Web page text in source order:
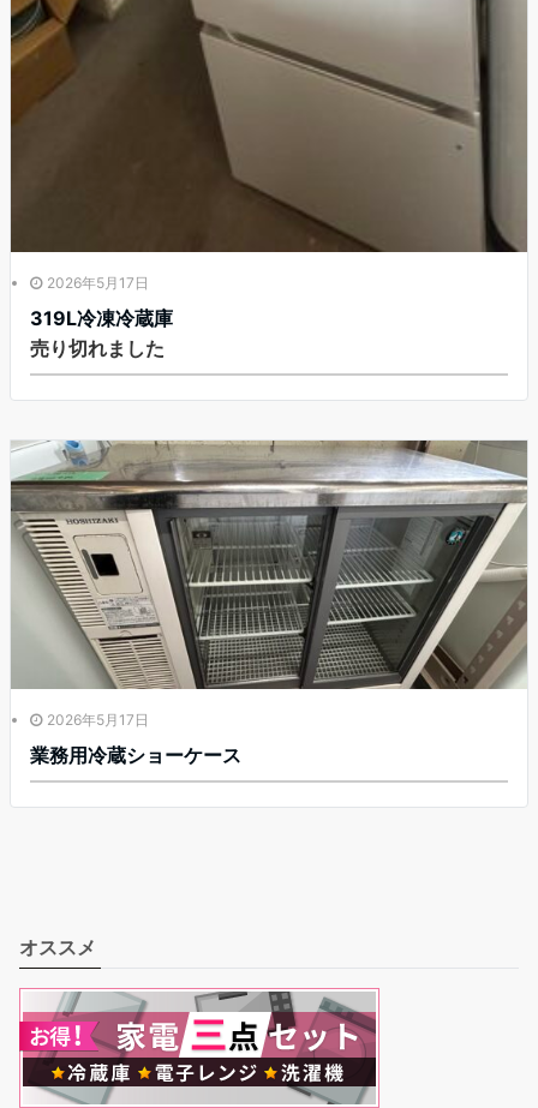
2026年5月17日
319L冷凍冷蔵庫
売り切れました
2026年5月17日
業務用冷蔵ショーケース
オススメ